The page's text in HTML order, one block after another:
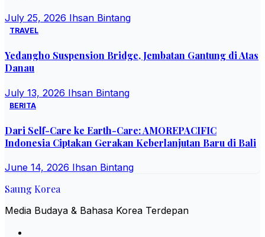
July 25, 2026 Ihsan Bintang
TRAVEL
Yedangho Suspension Bridge, Jembatan Gantung di Atas
Danau
July 13, 2026 Ihsan Bintang
BERITA
Dari Self-Care ke Earth-Care: AMOREPACIFIC
Indonesia Ciptakan Gerakan Keberlanjutan Baru di Bali
June 14, 2026 Ihsan Bintang
Saung Korea
Media Budaya & Bahasa Korea Terdepan